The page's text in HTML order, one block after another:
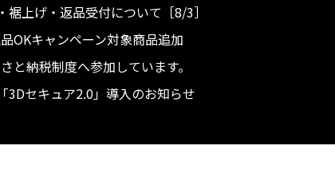
裾上げ・返品受付について［8/3］
OKキャンペーン対象商品追加
と納税制度へ参加しています。
3Dセキュア2.0」導入のお知らせ